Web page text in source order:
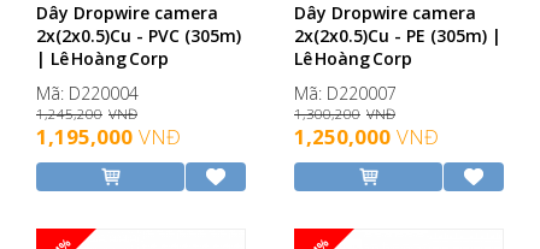
Dây Dropwire camera
2x(2x0.5)Cu - PVC (305m)
| Lê Hoàng Corp
Mã: D220004
1,245,200 VNĐ
1,195,000 VNĐ
Dây Dropwire camera
2x(2x0.5)Cu - PE (305m) |
Lê Hoàng Corp
Mã: D220007
1,300,200 VNĐ
1,250,000 VNĐ